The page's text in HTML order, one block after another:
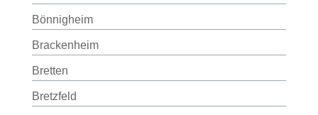
Bönnigheim
Brackenheim
Bretten
Bretzfeld